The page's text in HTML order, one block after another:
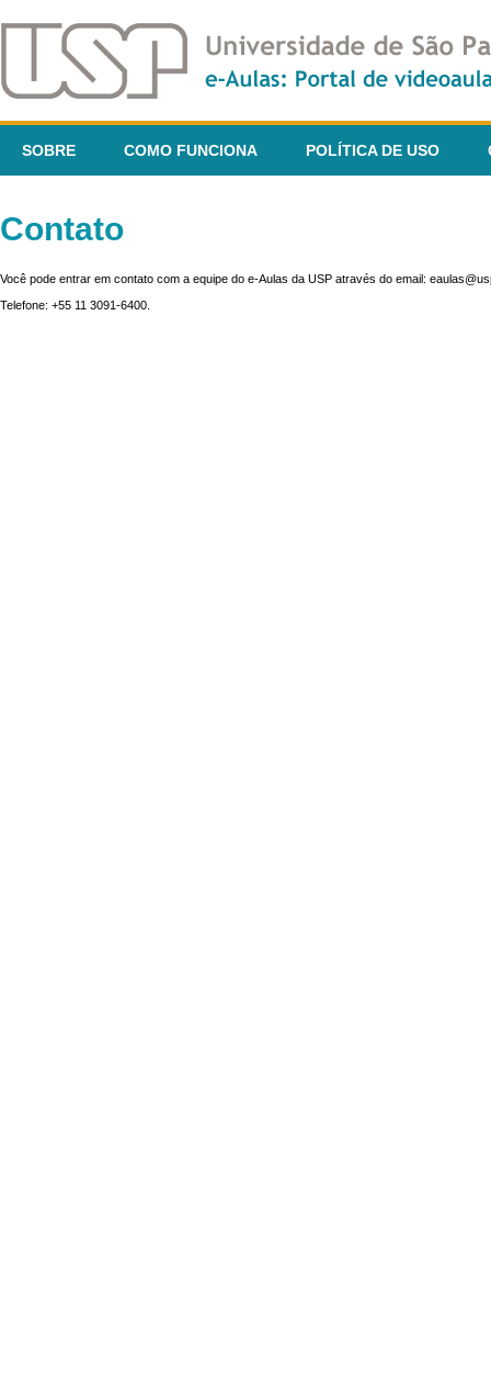
SOBRE COMO FUNCIONA POLÍTICA DE USO
Contato
Você pode entrar em contato com a equipe do e-Aulas da USP através do email:
Telefone: +55 11 3091-6400.